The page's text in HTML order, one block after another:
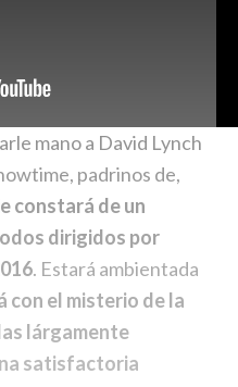
mano a David Lynch
padrinos de,
constará de un
dirigidos por
. Estará ambientada
con el misterio de la
lárgamente
satisfactoria